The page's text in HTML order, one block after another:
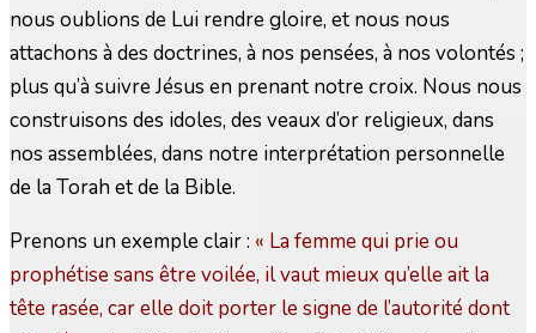
nous oublions de Lui rendre gloire, et nous nous
attachons à des doctrines, à nos pensées, à nos volontés ;
plus qu’à suivre Jésus en prenant notre croix. Nous nous
construisons des idoles, des veaux d’or religieux, dans
nos assemblées, dans notre interprétation personnelle
de la Torah et de la Bible.
Prenons un exemple clair : « La femme qui prie ou
prophétise sans être voilée, il vaut mieux qu’elle ait la
tête rasée, car elle doit porter le signe de l’autorité dont